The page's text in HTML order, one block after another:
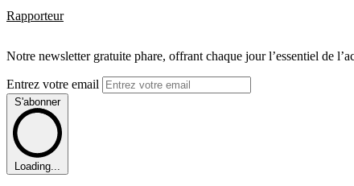
Rapporteur
Notre newsletter gratuite phare, offrant chaque jour l’essentiel de
Entrez votre email
S'abonner
Loading...